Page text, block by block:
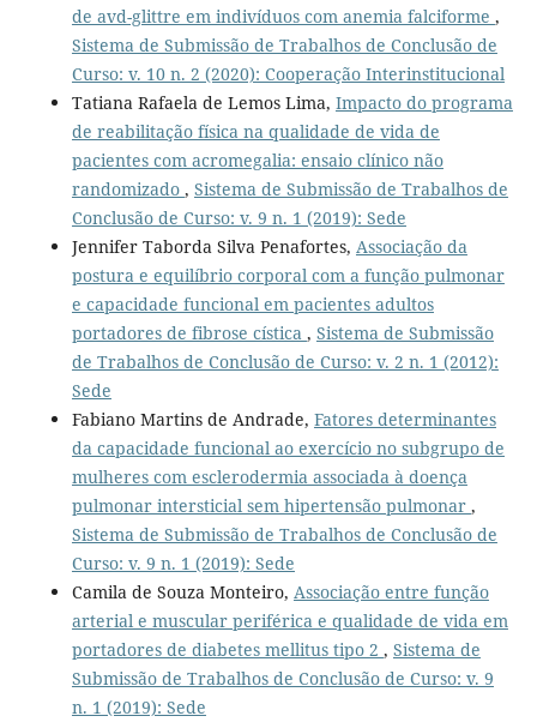
de avd-glittre em indivíduos com anemia falciforme ,
Sistema de Submissão de Trabalhos de Conclusão de
Curso: v. 10 n. 2 (2020): Cooperação Interinstitucional
Tatiana Rafaela de Lemos Lima, Impacto do programa
de reabilitação física na qualidade de vida de
pacientes com acromegalia: ensaio clínico não
randomizado , Sistema de Submissão de Trabalhos de
Conclusão de Curso: v. 9 n. 1 (2019): Sede
Jennifer Taborda Silva Penafortes, Associação da
postura e equilíbrio corporal com a função pulmonar
e capacidade funcional em pacientes adultos
portadores de fibrose cística , Sistema de Submissão
de Trabalhos de Conclusão de Curso: v. 2 n. 1 (2012):
Sede
Fabiano Martins de Andrade, Fatores determinantes
da capacidade funcional ao exercício no subgrupo de
mulheres com esclerodermia associada à doença
pulmonar intersticial sem hipertensão pulmonar ,
Sistema de Submissão de Trabalhos de Conclusão de
Curso: v. 9 n. 1 (2019): Sede
Camila de Souza Monteiro, Associação entre função
arterial e muscular periférica e qualidade de vida em
portadores de diabetes mellitus tipo 2 , Sistema de
Submissão de Trabalhos de Conclusão de Curso: v. 9
n. 1 (2019): Sede